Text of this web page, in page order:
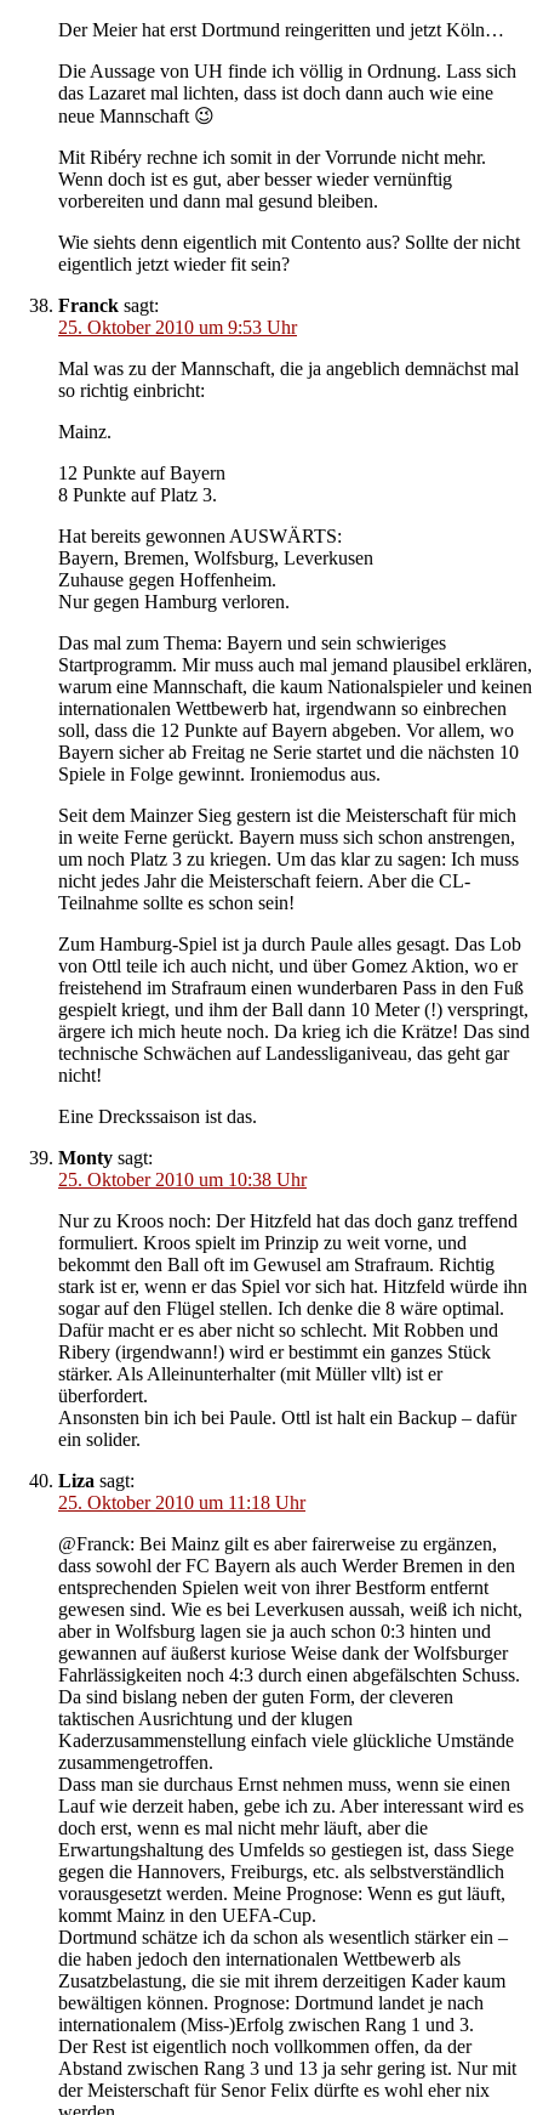
Der Meier hat erst Dortmund reingeritten und jetzt Köln…
Die Aussage von UH finde ich völlig in Ordnung. Lass sich
das Lazaret mal lichten, dass ist doch dann auch wie eine
neue Mannschaft 😉
Mit Ribéry rechne ich somit in der Vorrunde nicht mehr.
Wenn doch ist es gut, aber besser wieder vernünftig
vorbereiten und dann mal gesund bleiben.
Wie siehts denn eigentlich mit Contento aus? Sollte der nicht
eigentlich jetzt wieder fit sein?
Franck sagt:
25. Oktober 2010 um 9:53 Uhr
Mal was zu der Mannschaft, die ja angeblich demnächst mal
so richtig einbricht:
Mainz.
12 Punkte auf Bayern
8 Punkte auf Platz 3.
Hat bereits gewonnen AUSWÄRTS:
Bayern, Bremen, Wolfsburg, Leverkusen
Zuhause gegen Hoffenheim.
Nur gegen Hamburg verloren.
Das mal zum Thema: Bayern und sein schwieriges
Startprogramm. Mir muss auch mal jemand plausibel erklären,
warum eine Mannschaft, die kaum Nationalspieler und keinen
internationalen Wettbewerb hat, irgendwann so einbrechen
soll, dass die 12 Punkte auf Bayern abgeben. Vor allem, wo
Bayern sicher ab Freitag ne Serie startet und die nächsten 10
Spiele in Folge gewinnt. Ironiemodus aus.
Seit dem Mainzer Sieg gestern ist die Meisterschaft für mich
in weite Ferne gerückt. Bayern muss sich schon anstrengen,
um noch Platz 3 zu kriegen. Um das klar zu sagen: Ich muss
nicht jedes Jahr die Meisterschaft feiern. Aber die CL-
Teilnahme sollte es schon sein!
Zum Hamburg-Spiel ist ja durch Paule alles gesagt. Das Lob
von Ottl teile ich auch nicht, und über Gomez Aktion, wo er
freistehend im Strafraum einen wunderbaren Pass in den Fuß
gespielt kriegt, und ihm der Ball dann 10 Meter (!) verspringt,
ärgere ich mich heute noch. Da krieg ich die Krätze! Das sind
technische Schwächen auf Landessliganiveau, das geht gar
nicht!
Eine Dreckssaison ist das.
Monty sagt:
25. Oktober 2010 um 10:38 Uhr
Nur zu Kroos noch: Der Hitzfeld hat das doch ganz treffend
formuliert. Kroos spielt im Prinzip zu weit vorne, und
bekommt den Ball oft im Gewusel am Strafraum. Richtig
stark ist er, wenn er das Spiel vor sich hat. Hitzfeld würde ihn
sogar auf den Flügel stellen. Ich denke die 8 wäre optimal.
Dafür macht er es aber nicht so schlecht. Mit Robben und
Ribery (irgendwann!) wird er bestimmt ein ganzes Stück
stärker. Als Alleinunterhalter (mit Müller vllt) ist er
überfordert.
Ansonsten bin ich bei Paule. Ottl ist halt ein Backup – dafür
ein solider.
Liza sagt:
25. Oktober 2010 um 11:18 Uhr
@Franck: Bei Mainz gilt es aber fairerweise zu ergänzen,
dass sowohl der FC Bayern als auch Werder Bremen in den
entsprechenden Spielen weit von ihrer Bestform entfernt
gewesen sind. Wie es bei Leverkusen aussah, weiß ich nicht,
aber in Wolfsburg lagen sie ja auch schon 0:3 hinten und
gewannen auf äußerst kuriose Weise dank der Wolfsburger
Fahrlässigkeiten noch 4:3 durch einen abgefälschten Schuss.
Da sind bislang neben der guten Form, der cleveren
taktischen Ausrichtung und der klugen
Kaderzusammenstellung einfach viele glückliche Umstände
zusammengetroffen.
Dass man sie durchaus Ernst nehmen muss, wenn sie einen
Lauf wie derzeit haben, gebe ich zu. Aber interessant wird es
doch erst, wenn es mal nicht mehr läuft, aber die
Erwartungshaltung des Umfelds so gestiegen ist, dass Siege
gegen die Hannovers, Freiburgs, etc. als selbstverständlich
vorausgesetzt werden. Meine Prognose: Wenn es gut läuft,
kommt Mainz in den UEFA-Cup.
Dortmund schätze ich da schon als wesentlich stärker ein –
die haben jedoch den internationalen Wettbewerb als
Zusatzbelastung, die sie mit ihrem derzeitigen Kader kaum
bewältigen können. Prognose: Dortmund landet je nach
internationalem (Miss-)Erfolg zwischen Rang 1 und 3.
Der Rest ist eigentlich noch vollkommen offen, da der
Abstand zwischen Rang 3 und 13 ja sehr gering ist. Nur mit
der Meisterschaft für Senor Felix dürfte es wohl eher nix